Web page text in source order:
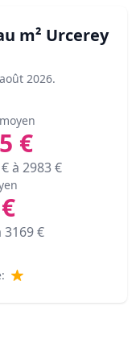
m² Urcerey
2026.
€
€ à 2983€
€
3169€